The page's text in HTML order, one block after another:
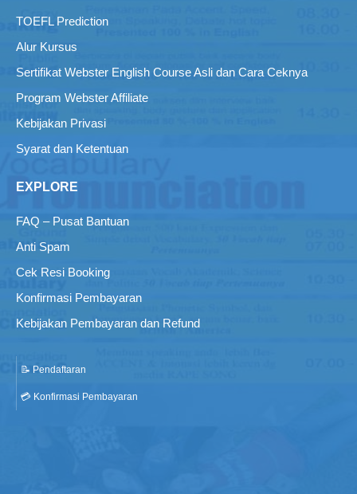
TOEFL Prediction
Alur Kursus
Sertifikat Webster English Course Asli dan Cara Ceknya
Program Webster Affiliate
Kebijakan Privasi
Syarat dan Ketentuan
EXPLORE
FAQ – Pusat Bantuan
Anti Spam
Cek Resi Booking
Konfirmasi Pembayaran
Kebijakan Pembayaran dan Refund
📝 Pendaftaran
💳 Konfirmasi Pembayaran